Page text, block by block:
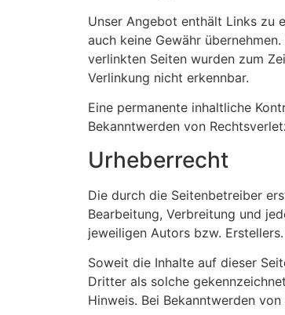
Unser Angebot enthält Links zu
auch keine Gewähr
verlinkten Seiten wurden zum
Verlinkung nicht erkennbar.
Eine permanente inhaltliche
Bekanntwerden von
Urheberrecht
Die durch die Seitenbetreiber
Bearbeitung, Verbreitung und
jeweiligen Autors bzw.
Soweit die Inhalte auf dieser
Dritter als solche
Hinweis. Bei Bekanntwerden